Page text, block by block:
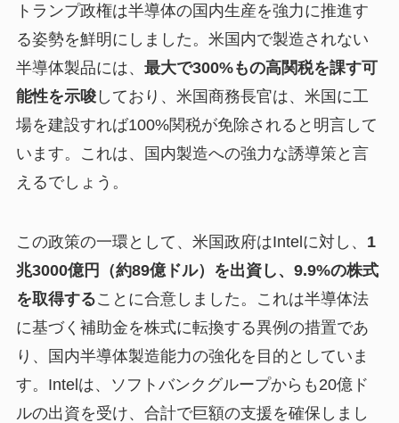
トランプ政権は半導体の国内生産を強力に推進す
る姿勢を鮮明にしました。米国内で製造されない
半導体製品には、 最大で300%もの高関税を課す可
能性を示唆しており、米国商務長官は、米国に工
場を建設すれば100%関税が免除されると明言して
います。これは、国内製造への強力な誘導策と言
えるでしょう。
この政策の一環として、米国政府はIntelに対し、 1
兆3000億円（約89億ドル）を出資し、9.9%の株式
を取得することに合意しました。これは半導体法
に基づく補助金を株式に転換する異例の措置であ
り、国内半導体製造能力の強化を目的としていま
す。Intelは、ソフトバンクグループからも20億ド
ルの出資を受け、合計で巨額の支援を確保しまし